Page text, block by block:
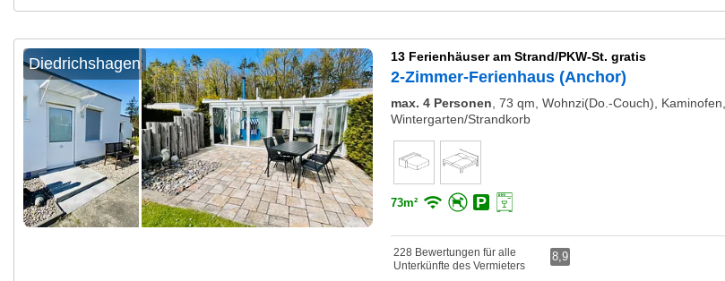
Diedrichshagen 13 Ferienhäuser am Strand/PKW-St. gratis
2-Zimmer-Ferienhaus (Anchor)
max. 4 Personen, 73 qm, Wohnzi(Do.-Couch),
Wintergarten/Strandkorb
73m²
228 Bewertungen für alle
Unterkünfte des Vermieters
8,9